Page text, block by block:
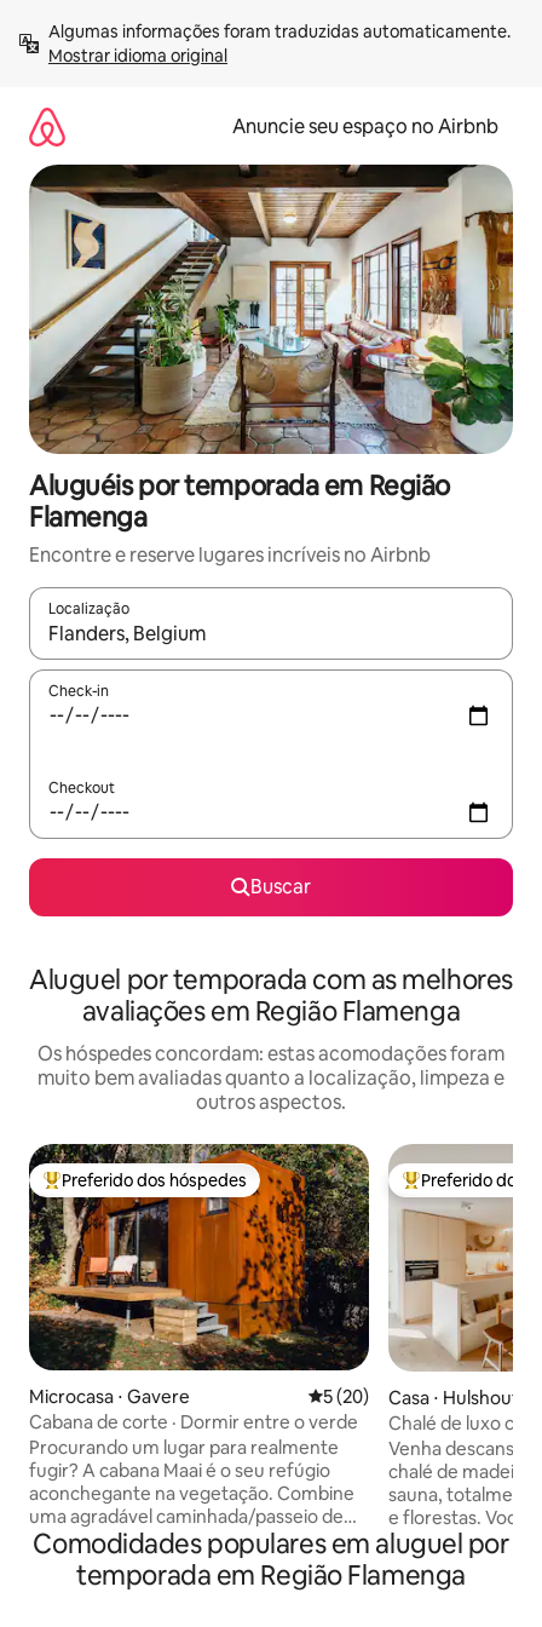
para
Mostrar idioma original
Anuncie seu espaço no Airbnb
Aluguéis por temporada em Região
Flamenga
Encontre e reserve lugares incríveis no Airbnb
Localização
Quando os resultados estiverem disponíveis, explore-os
Check-in
Checkout
Buscar
Aluguel por temporada com as melhores
avaliações em Região Flamenga
Os hóspedes concordam: estas acomodações foram
muito bem avaliadas quanto a localização, limpeza e
outros aspectos.
Entre os melhores preferidos dos hóspedes
Preferido dos hóspedes
Microcasa ⋅ Gavere 5 de uma avaliação média
5 (20)
Cabana de corte · Dormir entre o verde
Procurando um lugar para realmente
fugir? A cabana Maai é o seu refúgio
aconchegante na vegetação. Combine
uma agradável caminhada/passeio de
bicicleta ou uma pausa na cidade com
uma noite encantadora em nossa
casinha. Acorde com vista para as
Entre os
Preferido dos
Casa ⋅ Hulshout
Chalé de luxo
tranquilidade
Venha descansar
chalé de madeira
sauna,
e florestas. Você
reserva natural
fazer um passeio
as muitas trilhas
Comodidades populares em aluguel por
temporada em Região Flamenga